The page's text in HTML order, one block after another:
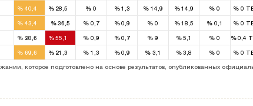
% 40,4 %28,5 % 0 %1,3 %14,9 %14,9 % 0 % 0
% 43,4 %36,5 %0,7 %0,9 % 0 %18,5 %0,1 % 0
% 28,6 %55,1
5
%0,9 %0,7 % 9 %5,1 % 0 %0,4
% 69,6 %21,3 %1,3 %0,9 %3,1 %3,8 % 0 % 0
которое подготовлено на основе результатов, опубликованных